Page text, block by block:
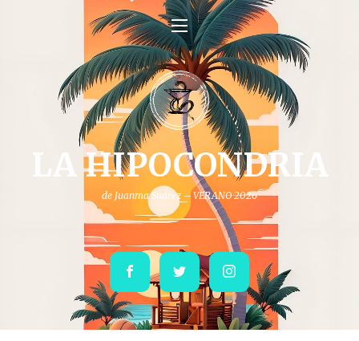
LA HIPOCONDRIA
de Juanma Suárez – VERANO 2026
Facebook Twitter Instagram